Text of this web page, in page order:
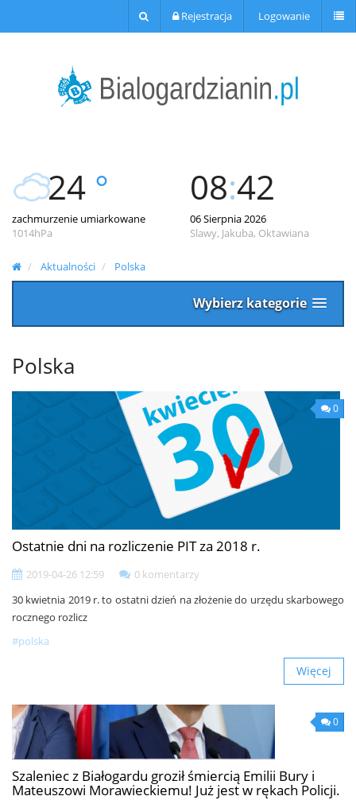
Rejestracja Logowanie
24 °
zachmurzenie umiarkowane
1014hPa
08:42
06 Sierpnia 2026
Slawy, Jakuba, Oktawiana
Aktualności Polska
Wybierz kategorie
Polska
0
Ostatnie dni na rozliczenie PIT za 2018 r.
2019-04-26 12:59
0 komentarzy
30 kwietnia 2019 r. to ostatni dzień na złożenie do urzędu skarbowego
rocznego rozlicz
#polska
Więcej
0
Szaleniec z Białogardu groził śmiercią Emilii Bury i
Mateuszowi Morawieckiemu! Już jest w rękach Policji.